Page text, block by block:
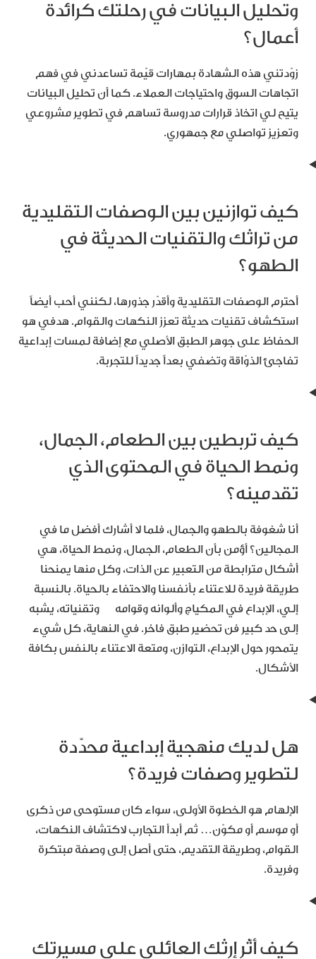
وتحليل البيانات في رحلتك كرائدة
أعمال؟
زوّدتني هذه الشهادة بمهارات قيّمة تساعدني في فهم
اتجاهات السوق واحتياجات العملاء. كما أن تحليل البيانات
يتيح لي اتخاذ قرارات مدروسة تساهم في تطوير مشروعي
وتعزيز تواصلي مع جمهوري.
كيف توازنين بين الوصفات التقليدية
من تراثك والتقنيات الحديثة في
الطهو؟
أحترم الوصفات التقليدية وأقدّر جذورها، لكنني أحب أيضاً
استكشاف تقنيات حديثة تعزز النكهات والقوام. هدفي هو
الحفاظ على جوهر الطبق الأصلي مع إضافة لمسات إبداعية
تفاجئ الذوّاقة وتضفي بعداً جديداً للتجربة.
كيف تربطين بين الطعام، الجمال،
ونمط الحياة في المحتوى الذي
تقدمينه؟
أنا شغوفة بالطهو والجمال، فلما لا أشارك أفضل ما في
المجالين؟ أؤمن بأن الطعام، الجمال، ونمط الحياة، هي
أشكال مترابطة من التعبير عن الذات، وكل منها يمنحنا
طريقة فريدة للاعتناء بأنفسنا والاحتفاء بالحياة. بالنسبة
إلي، الإبداع في المكياج وألوانه وقوامه وتقنياته، يشبه
إلى حد كبير فن تحضير طبق فاخر. في النهاية، كل شيء
يتمحور حول الإبداع، التوازن، ومتعة الاعتناء بالنفس بكافة
الأشكال.
هل لديك منهجية إبداعية محدّدة
لتطوير وصفات فريدة؟
الإلهام هو الخطوة الأولى، سواء كان مستوحى من ذكرى
أو موسم أو مكوّن… ثم أبدأ التجارب لاكتشاف النكهات،
القوام، وطريقة التقديم، حتى أصل إلى وصفة مبتكرة
وفريدة.
كيف أثّر إرثك العائلي على مسيرتك